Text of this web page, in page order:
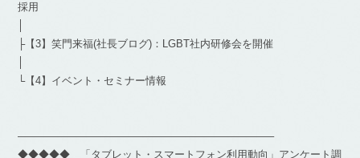
採用
├【3】笑門来福(社長ブログ)：LGBT社内研修会を開催
└【4】イベント・セミナー情報
————————————————————————–
◆◆◆◆◆ 「タブレット・スマートフォン利用動向」アンケート調